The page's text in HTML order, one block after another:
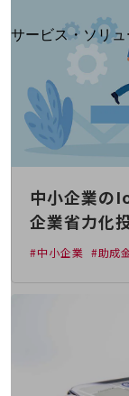
サービス・ソリ
サービス・ソリ
DXに関する課題を解決
サービス・ソリューシ
カテゴリーで探す
カテゴリーで探す
ネットワーク・モバ
クラウド・データセ
中小企業の
企業省力化
#中小企業 #助成